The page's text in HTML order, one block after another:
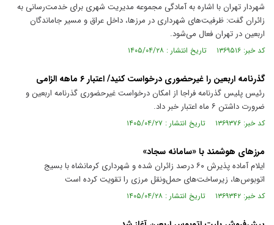
شهردار تهران با اشاره به آمادگی مجموعه مدیریت شهری برای خدمت‌رسانی به
زائران گفت: ظرفیت‌های شهرداری در مرزها، داخل عراق و مسیر جاماندگان
اربعین در تهران فعال می‌شود.
کد خبر: ۱۳۶۹۵۱۶ تاریخ انتشار : ۱۴۰۵/۰۴/۲۸
گذرنامه اربعین را غیرحضوری درخواست کنید/ اعتبار ۶ ماهه الزامی
رئیس پلیس گذرنامه فراجا از امکان درخواست غیرحضوری گذرنامه اربعین و
ضرورت داشتن ۶ ماه اعتبار خبر داد.
کد خبر: ۱۳۶۹۳۷۶ تاریخ انتشار : ۱۴۰۵/۰۴/۲۷
مرز‌های هوشمند با «سامانه سجاد»
ایلام آماده پذیرش ۶۰ درصد زائران شده و شهرداری کرمانشاه با بسیج
اتوبوس‌ها، زیرساخت‌های حمل‌ونقل مرزی را تقویت کرده است
کد خبر: ۱۳۶۹۳۴۲ تاریخ انتشار : ۱۴۰۵/۰۴/۲۸